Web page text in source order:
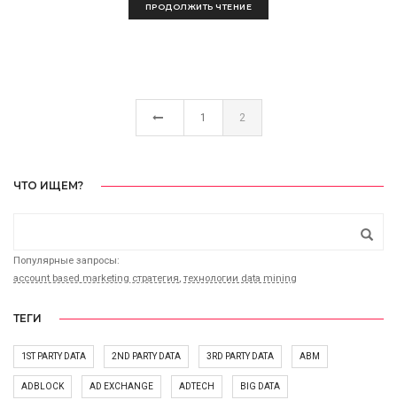
ПРОДОЛЖИТЬ ЧТЕНИЕ
1 2
ЧТО ИЩЕМ?
Популярные запросы:
account based marketing стратегия, технологии data mining
ТЕГИ
1ST PARTY DATA 2ND PARTY DATA 3RD PARTY DATA ABM
ADBLOCK AD EXCHANGE ADTECH BIG DATA